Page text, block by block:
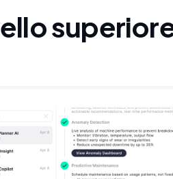
superiore